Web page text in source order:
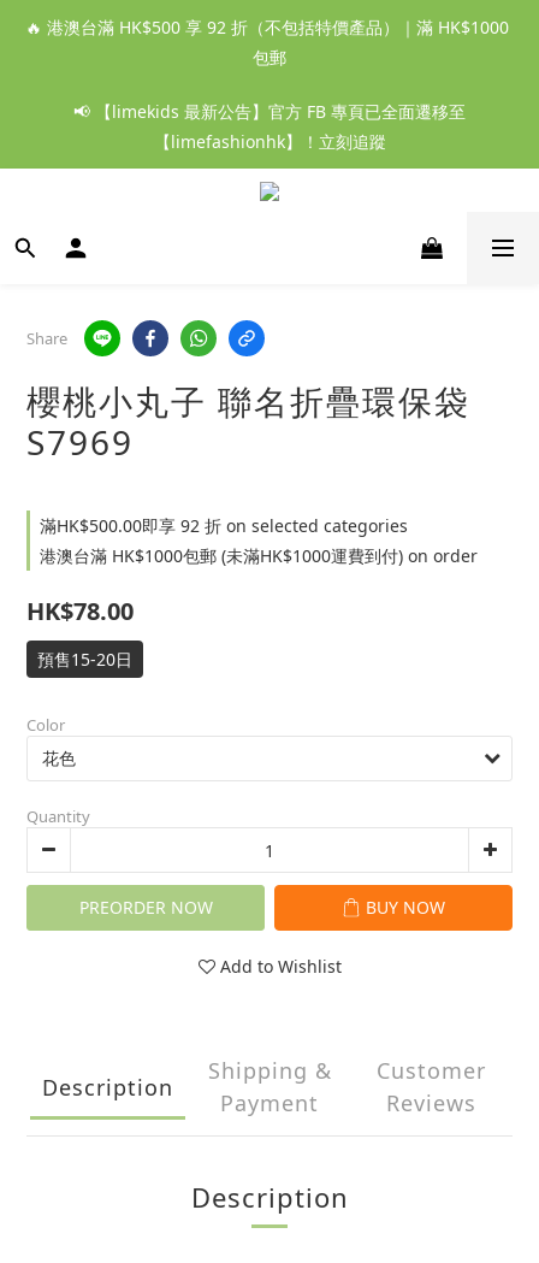
🔥 港澳台滿 HK$500 享 92 折（不包括特價產品）｜滿 HK$1000
包郵
📢 【limekids 最新公告】官方 FB 專頁已全面遷移至
【limefashionhk】！立刻追蹤
Share
櫻桃小丸子 聯名折疊環保袋
S7969
滿HK$500.00即享 92 折 on selected categories
港澳台滿 HK$1000包郵 (未滿HK$1000運費到付) on order
HK$78.00
預售15-20日
Color
Quantity
PREORDER NOW BUY NOW
Add to Wishlist
Description
Shipping &
Payment
Customer
Reviews
Description